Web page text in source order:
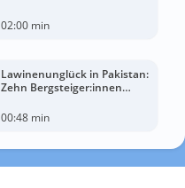
02:00 min
Lawinenunglück in Pakistan:
Zehn Bergsteiger:innen
00:48 min